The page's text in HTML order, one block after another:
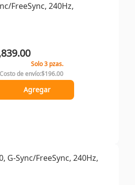
FreeSync, 240Hz,
Costo de envío:$196.00
Solo 3 pzas.
Agregar
G-Sync/FreeSync, 240Hz,